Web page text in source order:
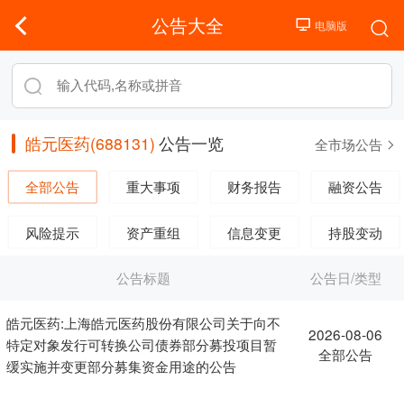
公告大全
皓元医药(688131) 公告一览 全市场公告
全部公告 重大事项 财务报告 融资公告
风险提示 资产重组 信息变更 持股变动
公告标题 公告日/类型
皓元医药:上海皓元医药股份有限公司关于向不
特定对象发行可转换公司债券部分募投项目暂
缓实施并变更部分募集资金用途的公告
2026-08-06
全部公告